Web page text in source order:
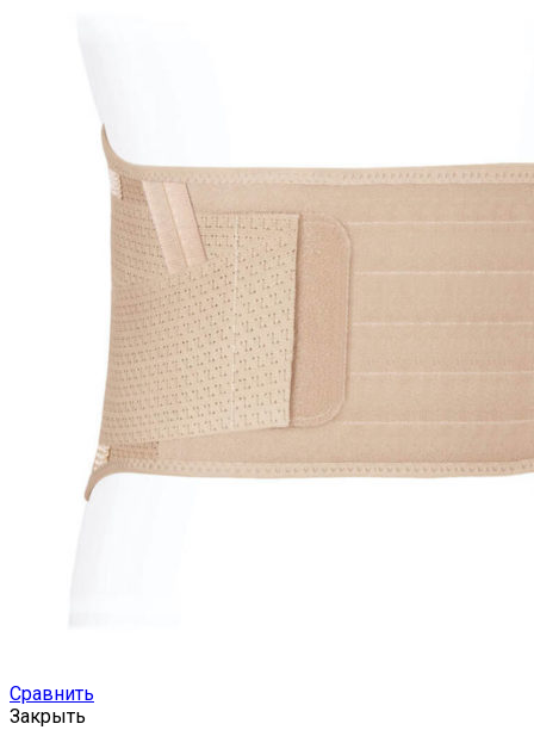
Сравнить
Закрыть